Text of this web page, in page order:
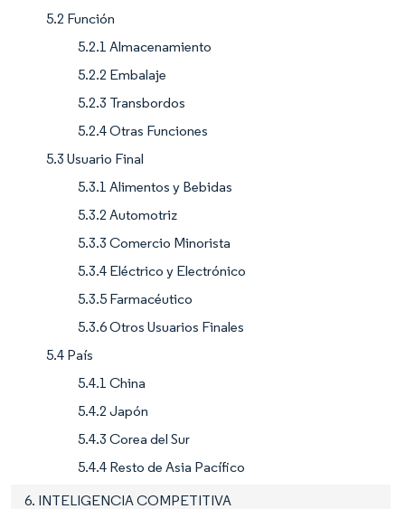
5.2 Función
5.2.1 Almacenamiento
5.2.2 Embalaje
5.2.3 Transbordos
5.2.4 Otras Funciones
5.3 Usuario Final
5.3.1 Alimentos y Bebidas
5.3.2 Automotriz
5.3.3 Comercio Minorista
5.3.4 Eléctrico y Electrónico
5.3.5 Farmacéutico
5.3.6 Otros Usuarios Finales
5.4 País
5.4.1 China
5.4.2 Japón
5.4.3 Corea del Sur
5.4.4 Resto de Asia Pacífico
6. INTELIGENCIA COMPETITIVA